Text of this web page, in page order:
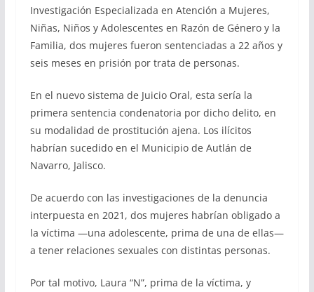
Investigación Especializada en Atención a Mujeres,
Niñas, Niños y Adolescentes en Razón de Género y la
Familia, dos mujeres fueron sentenciadas a 22 años y
seis meses en prisión por trata de personas.
En el nuevo sistema de Juicio Oral, esta sería la
primera sentencia condenatoria por dicho delito, en
su modalidad de prostitución ajena. Los ilícitos
habrían sucedido en el Municipio de Autlán de
Navarro, Jalisco.
De acuerdo con las investigaciones de la denuncia
interpuesta en 2021, dos mujeres habrían obligado a
la víctima —una adolescente, prima de una de ellas—
a tener relaciones sexuales con distintas personas.
Por tal motivo, Laura “N”, prima de la víctima, y